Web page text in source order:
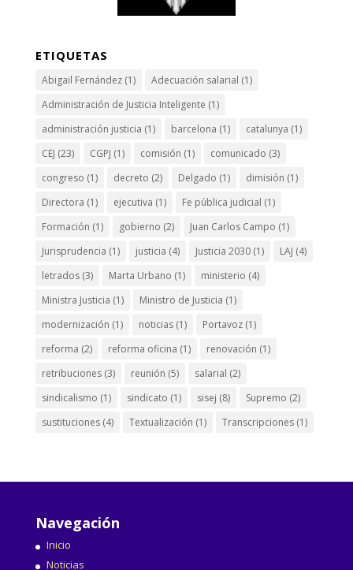
ETIQUETAS
Abigail Fernández(1) Adecuación salarial (1)
Administración de Justicia Inteligente (1)
administración justicia (1) barcelona (1) catalunya (1)
CEJ (23) CGPJ (1) comisión (1) comunicado (3)
congreso (1) decreto (2) Delgado (1) dimisión (1)
Directora (1) ejecutiva (1) Fe pública judicial (1)
Formación (1) gobierno (2) Juan Carlos Campo (1)
Jurisprudencia (1) justicia (4) Justicia 2030(1) LAJ (4)
letrados(3) Marta Urbano (1) ministerio (4)
Ministra Justicia (1) Ministro de Justicia (1)
modernización (1) noticias(1) Portavoz(1)
reforma (2) reforma oficina (1) renovación (1)
retribuciones(3) reunión (5) salarial (2)
sindicalismo (1) sindicato (1) sisej (8) Supremo (2)
sustituciones(4) Textualización (1) Transcripciones(1)
Navegación
Inicio
Noticias